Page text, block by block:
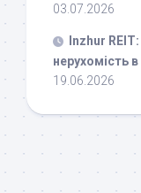
03.07.2026
Inzhur
нерухомість в
19.06.2026